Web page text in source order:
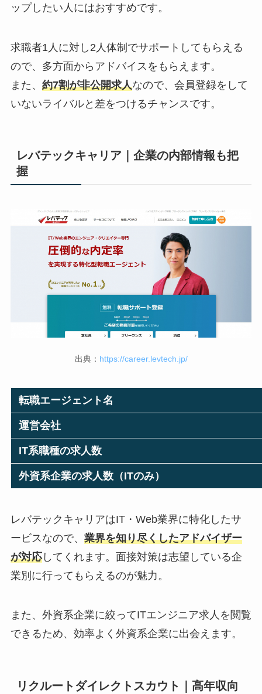
ップしたい人にはおすすめです。
求職者1人に対し2人体制でサポートしてもらえる
ので、多方面からアドバイスをもらえます。
また、 約7割が非公開求人なので、会員登録をして
いないライバルと差をつけるチャンスです。
レバテックキャリア｜企業の内部情報も把
握
出典： https://career.levtech.jp/
転職エージェント名
運営会社
IT系職種の求人数
外資系企業の求人数（ITのみ）
レバテックキャリアはIT・Web業界に特化したサ
ービスなので、 業界を知り尽くしたアドバイザー
が対応してくれます。面接対策は志望している企
業別に行ってもらえるのが魅力。
また、外資系企業に絞ってITエンジニア求人を閲覧
できるため、効率よく外資系企業に出会えます。
リクルートダイレクトスカウト｜高年収向